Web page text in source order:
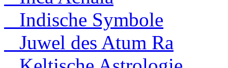
Indische Symbole
Juwel des Atum Ra